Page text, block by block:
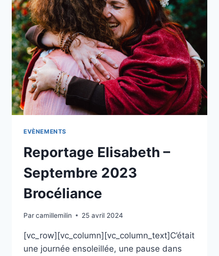
MAROC
EVÈNEMENTS
Reportage Elisabeth –
Septembre 2023
Brocéliance
Parcamillemilin 25 avril 2024
[vc_row][vc_column][vc_column_text]C’était
une journée ensoleillée, une pause dans